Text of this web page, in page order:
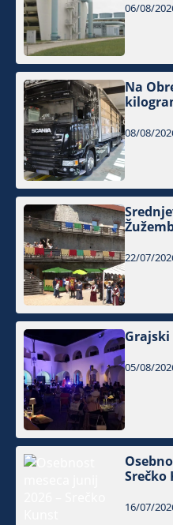
06/08/
Na
08/08/
22/07/
Grajski
05/08/
Srečko
16/07/